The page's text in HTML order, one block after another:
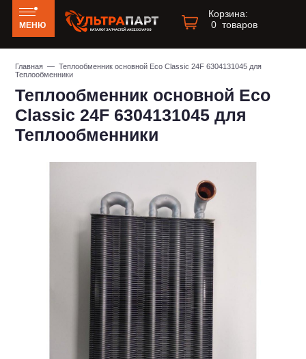
МЕНЮ
Корзина:
0 товаров
Главная — Теплообменник основной Eco Classic 24F 6304131045 для
Теплообменники
Теплообменник основной Eco
Classic 24F 6304131045 для
Теплообменники